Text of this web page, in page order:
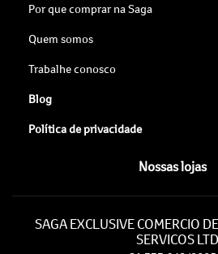
Por que comprar na Saga
Quem somos
Trabalhe conosco
Blog
Política de privacidade
Nossas lojas
SAGA EXCLUSIVE COMERCIO
SERVICOS